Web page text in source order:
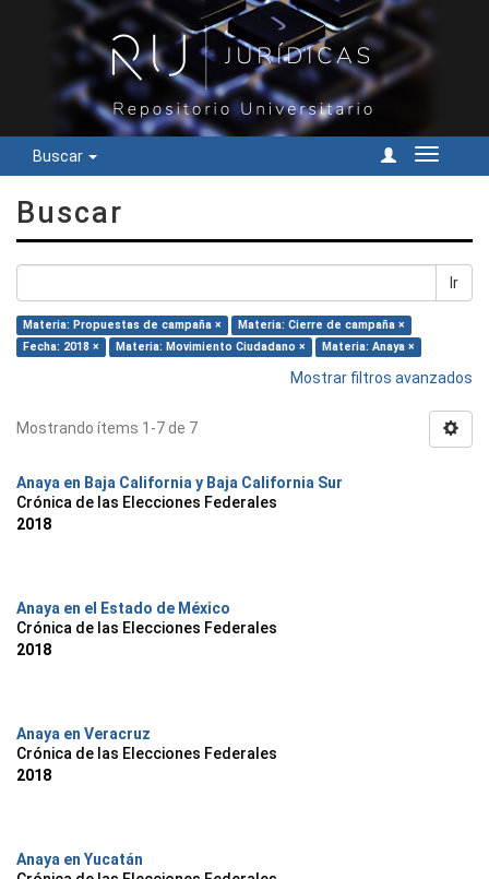
Buscar
Cambiar
Buscar
Ir
Materia: Propuestas de campaña ×
Materia: Cierre de campaña ×
Fecha: 2018 ×
Materia: Movimiento Ciudadano × Materia: Anaya ×
Mostrar filtros avanzados
Mostrando ítems 1-7 de 7
Anaya en Baja California y Baja California Sur
Crónica de las Elecciones Federales
2018
Anaya en el Estado de México
Crónica de las Elecciones Federales
2018
Anaya en Veracruz
Crónica de las Elecciones Federales
2018
Anaya en Yucatán